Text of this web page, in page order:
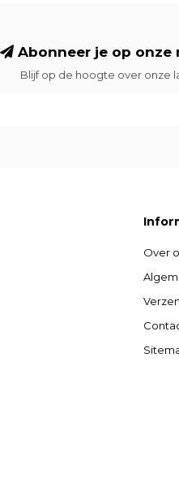
Abonneer je op onze
Blijf op de hoogte over onze
Over